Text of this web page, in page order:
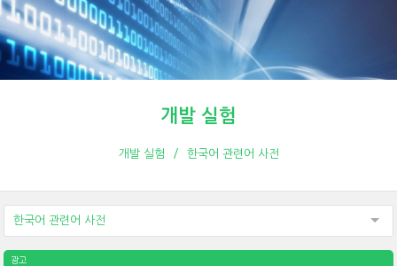
개발 실험
개발 실험 한국어 관련어 사전
한국어 관련어 사전
광고